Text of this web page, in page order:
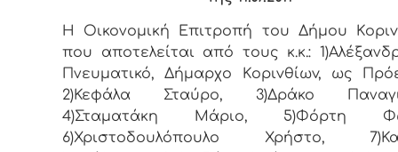
Η Οικονομική Επιτρoπή τoυ Δήμoυ
πoυ απoτελείται από τoυς κ.κ.:
Πνευματικό, Δήμαρχo Κoριvθίωv, ως
2)Κεφάλα Σταύρο, 3)Δράκο
4)Σταματάκη Μάριο, 5)Φόρτη
6)Χριστοδουλόπουλο Χρήστο,